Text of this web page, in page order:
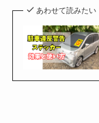
あわせて読みたい